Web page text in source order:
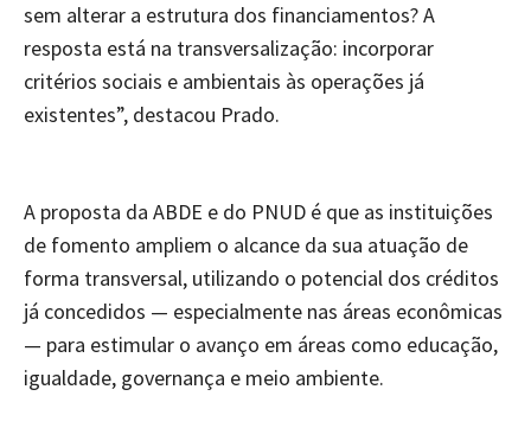
sem alterar a estrutura dos financiamentos? A
resposta está na transversalização: incorporar
critérios sociais e ambientais às operações já
existentes”, destacou Prado.
A proposta da ABDE e do PNUD é que as instituições
de fomento ampliem o alcance da sua atuação de
forma transversal, utilizando o potencial dos créditos
já concedidos — especialmente nas áreas econômicas
— para estimular o avanço em áreas como educação,
igualdade, governança e meio ambiente.